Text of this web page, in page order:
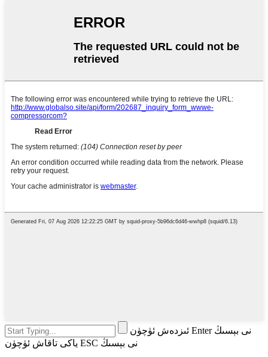
ئىزدەش ئۈچۈن Enter نى بېسىڭ
ياكى تاقاش ئۈچۈن ESC نى بېسىڭ